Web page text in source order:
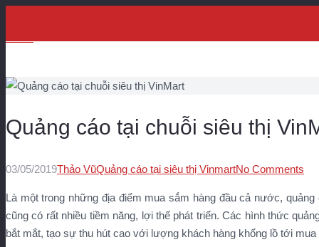
Quảng cáo tại chuỗi siêu thị
03/05/2019Thảo VũQuảng cáo tại siêu thị VinmartNo Comments
Là một trong những địa điểm mua sắm hàng đầu cả nước,
cũng có rất nhiều tiềm năng, lợi thế phát triển. Các hình thức
bắt mắt, tạo sự thu hút cao với lượng khách hàng khổng lồ tới